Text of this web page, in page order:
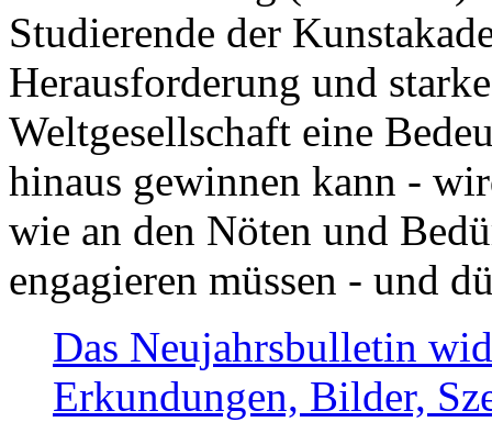
Studierende der
Herausforderung und
Weltgesellschaft eine
hinaus gewinnen kann -
wie an den Nöten und
engagieren müssen - und
Das Neujahrsbulletin
Erkundungen, Bilder,